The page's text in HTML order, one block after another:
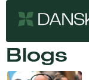
Blogs